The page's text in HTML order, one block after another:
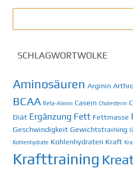
SCHLAGWORTWOLKE
Aminosäuren Arginin
BCAA Beta-Alanin Casein Cholesterin
Diät Ergänzung Fett Fettmasse
Geschwindigkeit Gewichtstraining
Kohlenhydrate Kohlenhydraten Kraft
Krafttraining